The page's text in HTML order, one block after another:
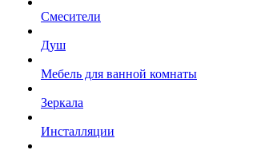
Смесители
Душ
Мебель для ванной комнаты
Зеркала
Инсталляции